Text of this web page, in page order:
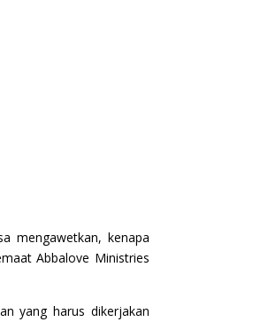
mengawetkan, kenapa
Abbalove Ministries
yang harus dikerjakan